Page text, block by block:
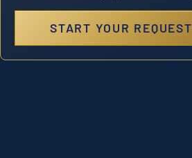
START YOUR REQUEST